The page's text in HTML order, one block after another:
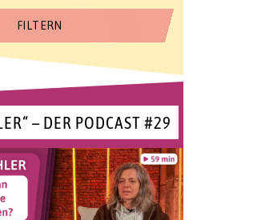
– DER PODCAST #29